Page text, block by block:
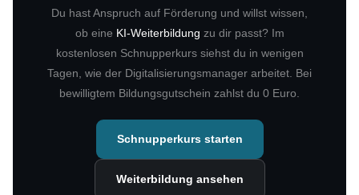
Du hast Anspruch auf Förderung und willst wissen,
ob eine KI-Weiterbildung zu dir passt? Im
kostenlosen Schnupperkurs siehst du in wenigen
Tagen, wie der Digitalisierungsmanager arbeitet. Bei
bewilligtem Bildungsgutschein zahlst du 0 Euro.
Schnupperkurs starten
Weiterbildung ansehen